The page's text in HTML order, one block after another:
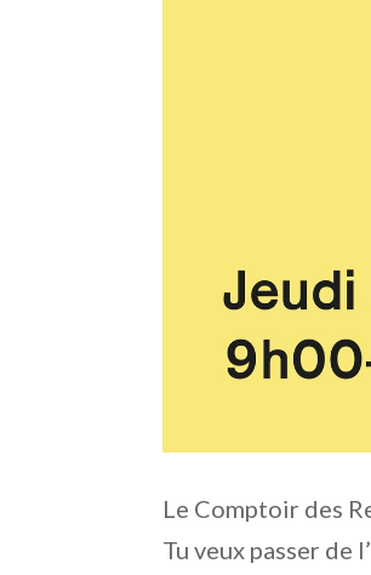
Le Comptoir des
Tu veux passer